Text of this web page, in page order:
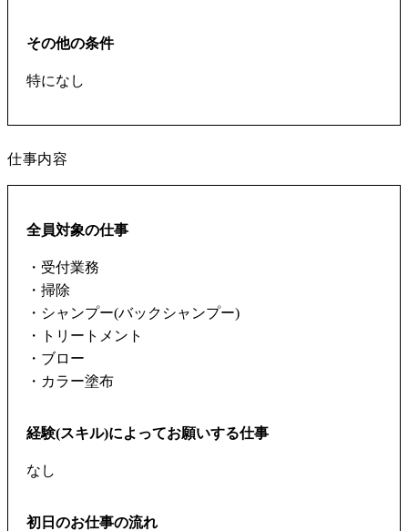
その他の条件
特になし
仕事内容
全員対象の仕事
・受付業務
・掃除
・シャンプー(バックシャンプー)
・トリートメント
・ブロー
・カラー塗布
経験(スキル)によってお願いする仕事
なし
初日のお仕事の流れ